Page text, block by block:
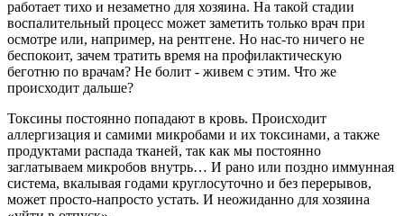
работает тихо и незаметно для хозяина. На такой стадии
воспалительный процесс может заметить только врач при
осмотре или, например, на рентгене. Но нас-то ничего не
беспокоит, зачем тратить время на профилактическую
беготню по врачам? Не болит - живем с этим. Что же
происходит дальше?
Токсины постоянно попадают в кровь. Происходит
аллергизация и самими микробами и их токсинами, а также
продуктами распада тканей, так как мы постоянно
заглатываем микробов внутрь… И рано или поздно иммунная
система, вкалывая годами круглосуточно и без перерывов,
может просто-напросто устать. И неожиданно для хозяина